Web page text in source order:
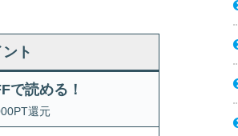
ト
で読める！
還元